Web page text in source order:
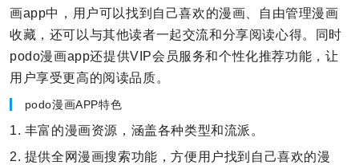
画app中，用户可以找到自己喜欢的漫画、自由管理漫画
收藏，还可以与其他读者一起交流和分享阅读心得。同时
podo漫画app还提供VIP会员服务和个性化推荐功能，让
用户享受更高的阅读品质。
podo漫画APP特色
1. 丰富的漫画资源，涵盖各种类型和流派。
2. 提供全网漫画搜索功能，方便用户找到自己喜欢的漫